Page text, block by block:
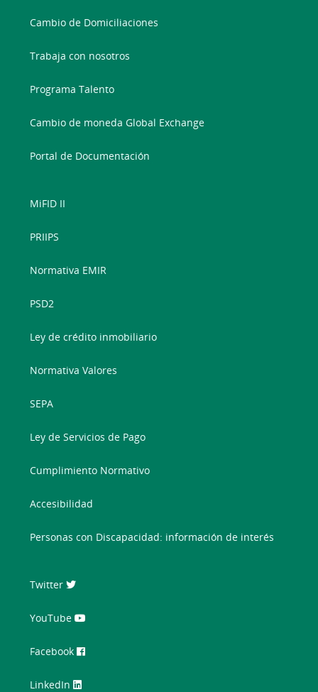
Cambio de Domiciliaciones
Trabaja con nosotros
Programa Talento
Cambio de moneda Global Exchange
Portal de Documentación
MiFID II
PRIIPS
Normativa EMIR
PSD2
Ley de crédito inmobiliario
Normativa Valores
SEPA
Ley de Servicios de Pago
Cumplimiento Normativo
Accesibilidad
Personas con Discapacidad: información de interés
Twitter
YouTube
Facebook
LinkedIn